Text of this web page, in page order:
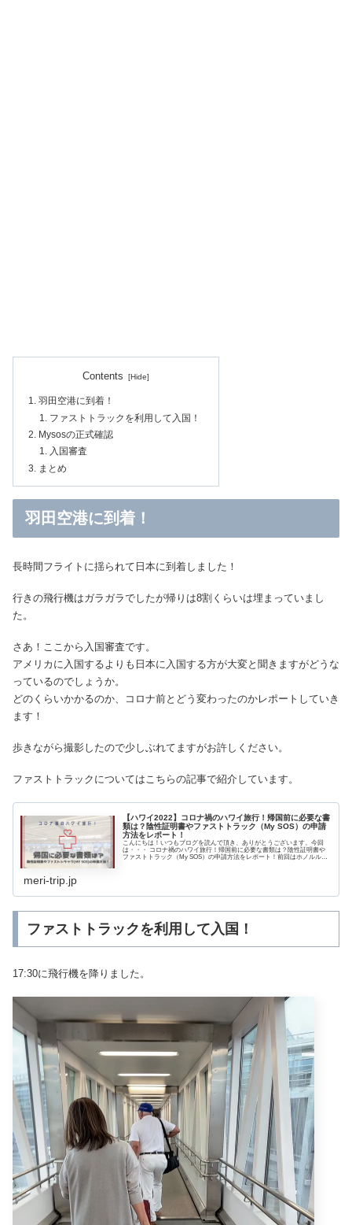
Contents
羽田空港に到着！
ファストトラックを利用して入国！
Mysosの正式確認
入国審査
まとめ
羽田空港に到着！
長時間フライトに揺られて日本に到着しました！
行きの飛行機はガラガラでしたが帰りは8割くらいは埋まっていまし
た。
さあ！ここから入国審査です。
アメリカに入国するよりも日本に入国する方が大変と聞きますがどうな
っているのでしょうか。
どのくらいかかるのか、コロナ前とどう変わったのかレポートしていき
ます！
歩きながら撮影したので少しぶれてますがお許しください。
ファストトラックについてはこちらの記事で紹介しています。
【ハワイ2022】コロナ禍のハワイ旅行！帰国前に必要な書
類は？陰性証明書やファストトラック（My SOS）の申請
方法をレポート！
こんにちは！いつもブログを読んで頂き、ありがとうございます。今回
は・・・ コロナ禍のハワイ旅行！帰国前に必要な書類は？陰性証明書や
ファストトラック（My SOS）の申請方法をレポート！前回はホノルル空
meri-trip.jp
ファストトラックを利用して入国！
17:30に飛行機を降りました。